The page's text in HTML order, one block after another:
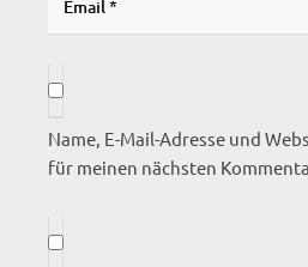
Name, E-Mail-Adresse und
für meinen nächsten